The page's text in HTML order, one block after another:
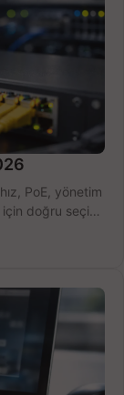
PoE, yönetim
doğru seçimi